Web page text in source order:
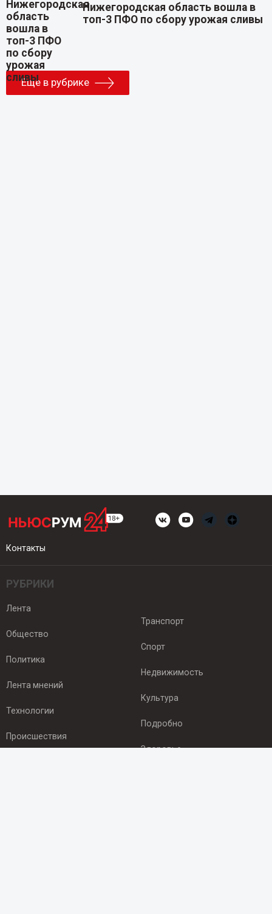
Нижегородская область вошла в
топ-3 ПФО по сбору урожая сливы
Еще в рубрике
Контакты
РУБРИКИ
Лента
Общество
Политика
Лента мнений
Технологии
Происшествия
Транспорт
Спорт
Недвижимость
Культура
Подробно
Здоровье